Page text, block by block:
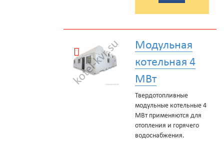
Модульная
котельная 4
МВт
Твердотопливные
модульные котельные 4
МВт применяются для
отопления и горячего
водоснабжения.